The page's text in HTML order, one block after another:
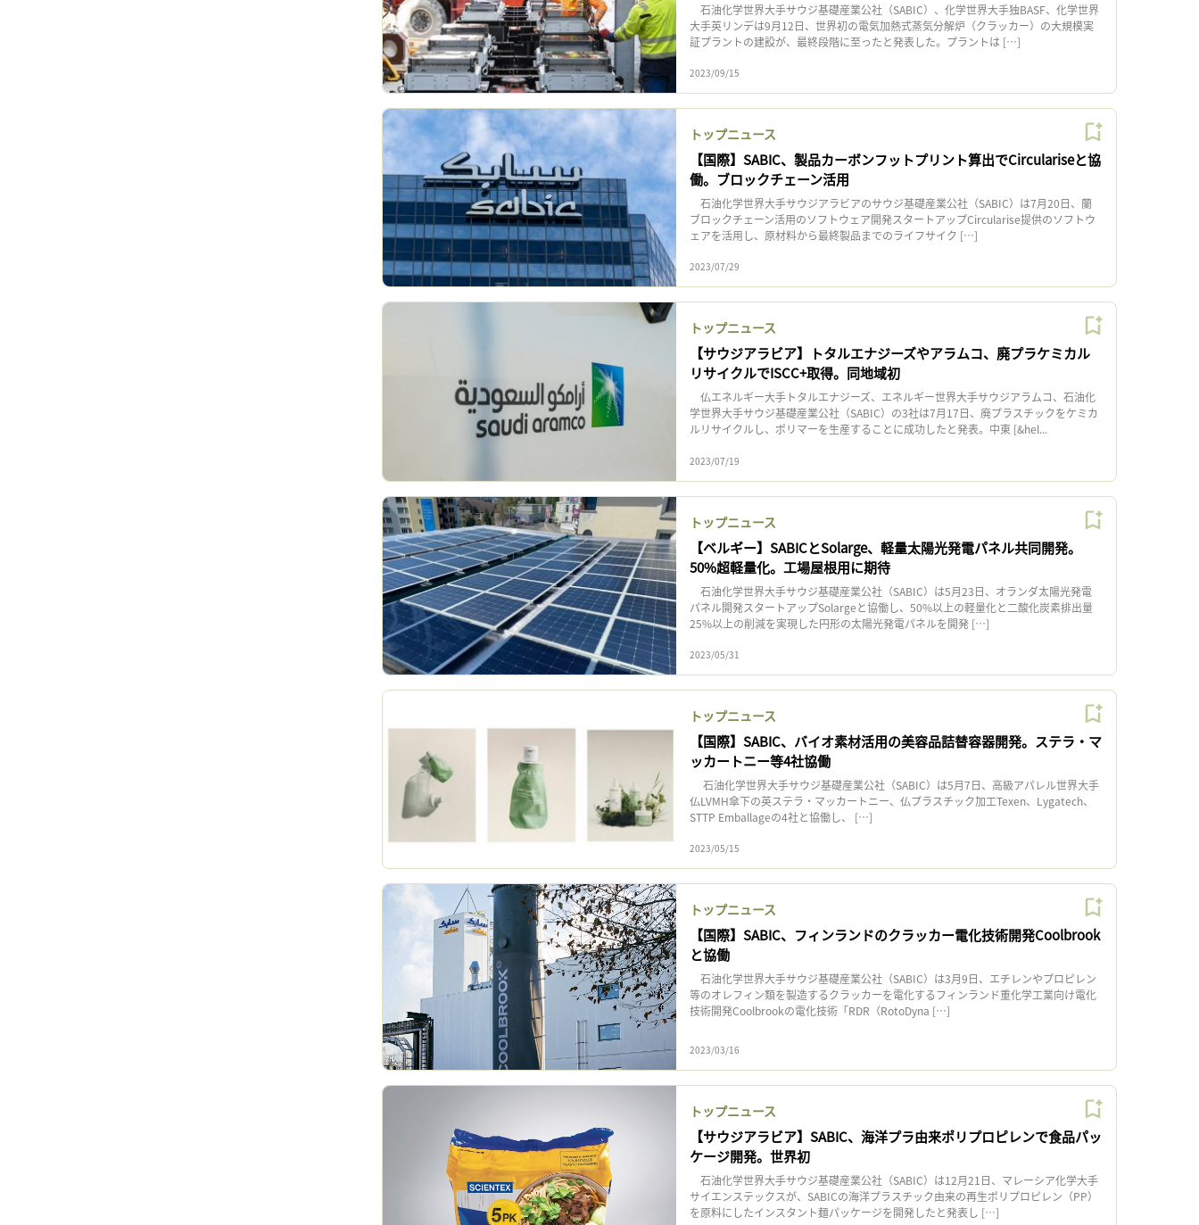
石油化学世界大手サウジ基礎産業公社（SABIC）、化学世界大手独BASF、化学世界
大手英リンデは9月12日、世界初の電気加熱式蒸気分解炉（クラッカー）の大規模実
証プラントの建設が、最終段階に至ったと発表した。プラントは […]
2023/09/15
トップニュース
【国際】SABIC、製品カーボンフットプリント算出でCirculariseと協
働。ブロックチェーン活用
石油化学世界大手サウジアラビアのサウジ基礎産業公社（SABIC）は7月20日、蘭
ブロックチェーン活用のソフトウェア開発スタートアップCircularise提供のソフトウ
ェアを活用し、原材料から最終製品までのライフサイク […]
2023/07/29
トップニュース
【サウジアラビア】トタルエナジーズやアラムコ、廃プラケミカル
リサイクルでISCC+取得。同地域初
仏エネルギー大手トタルエナジーズ、エネルギー世界大手サウジアラムコ、石油化
学世界大手サウジ基礎産業公社（SABIC）の3社は7月17日、廃プラスチックをケミカ
ルリサイクルし、ポリマーを生産することに成功したと発表。中東 [&hel...
2023/07/19
トップニュース
【ベルギー】SABICとSolarge、軽量太陽光発電パネル共同開発。
50%超軽量化。工場屋根用に期待
石油化学世界大手サウジ基礎産業公社（SABIC）は5月23日、オランダ太陽光発電
パネル開発スタートアップSolargeと協働し、50%以上の軽量化と二酸化炭素排出量
25%以上の削減を実現した円形の太陽光発電パネルを開発 […]
2023/05/31
トップニュース
【国際】SABIC、バイオ素材活用の美容品詰替容器開発。ステラ・マ
ッカートニー等4社協働
‎ 石油化学世界大手サウジ基礎産業公社（SABIC）は5月7日、高級アパレル世界大手
仏LVMH傘下の英ステラ・マッカートニー、仏プラスチック加工Texen、Lygatech、
STTP Emballageの4社と協働し、 […]
2023/05/15
トップニュース
【国際】SABIC、フィンランドのクラッカー電化技術開発Coolbrook
と協働
石油化学世界大手サウジ基礎産業公社（SABIC）は3月9日、エチレンやプロピレン
等のオレフィン類を製造するクラッカーを電化するフィンランド重化学工業向け電化
技術開発Coolbrookの電化技術「RDR（RotoDyna […]
2023/03/16
トップニュース
【サウジアラビア】SABIC、海洋プラ由来ポリプロピレンで食品パッ
ケージ開発。世界初
石油化学世界大手サウジ基礎産業公社（SABIC）は12月21日、マレーシア化学大手
サイエンステックスが、SABICの海洋プラスチック由来の再生ポリプロピレン（PP）
を原料にしたインスタント麺パッケージを開発したと発表し […]
記事をお気に入りに保存するには
ログイン 会員登録